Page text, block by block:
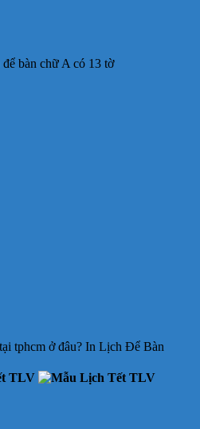
bàn chữ A có 13 tờ
tphcm ở đâu? In Lịch Để Bàn